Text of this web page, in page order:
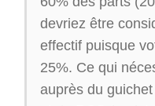
devriez être
effectif puisque
25%. Ce qui
auprès du